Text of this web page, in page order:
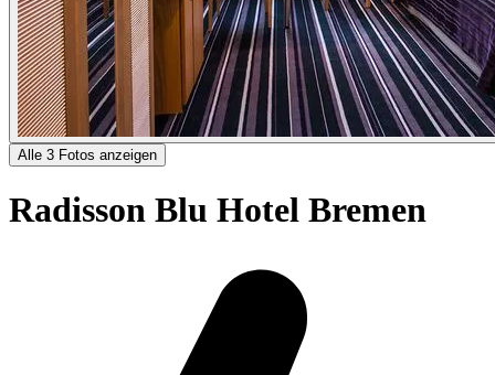
Alle 3 Fotos anzeigen
Radisson Blu Hotel Bremen